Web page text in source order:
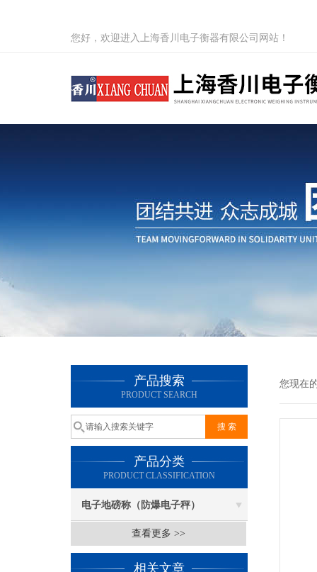
您好，欢迎进入上海香川电子衡器有限公司网站！
产品搜索
PRODUCT SEARCH
产品分类
PRODUCT CLASSIFICATION
电子地磅称（防爆电子秤）
查看更多 >>
相关文章
您现在